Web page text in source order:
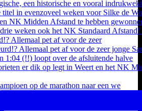
Allemaal pet af voor de zeer
op de marathon naar een we